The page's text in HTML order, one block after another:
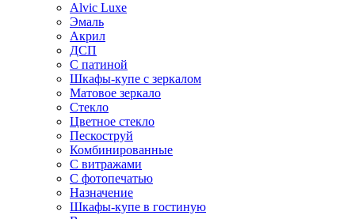
Alvic Luxe
Эмаль
Акрил
ДСП
С патиной
Шкафы-купе с зеркалом
Матовое зеркало
Стекло
Цветное стекло
Пескоструй
Комбинированные
С витражами
С фотопечатью
Назначение
Шкафы-купе в гостиную